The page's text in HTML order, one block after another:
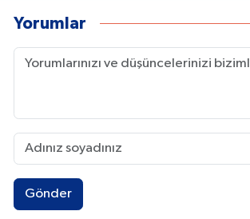
Yorumlar
Gönder